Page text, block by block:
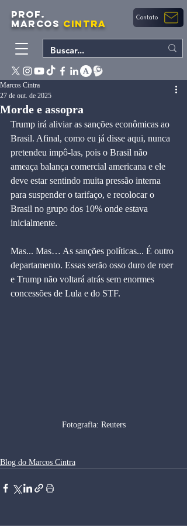
PROF.
MARCOS CINTRA Contato
Morde e assopra
Marcos Cintra
27 de out. de 2025
Trump irá aliviar as sanções econômicas ao
Brasil. Afinal, como eu já disse aqui, nunca
pretendeu impô-las, pois o Brasil não
ameaça balança comercial americana e ele
deve estar sentindo muita pressão interna
para suspender o tarifaço, e recolocar o
Brasil no grupo dos 10% onde estava
inicialmente.
Mas... Mas… As sanções políticas... É outro
departamento. Essas serão osso duro de roer
e Trump não voltará atrás sem enormes
concessões de Lula e do STF.
Fotografia: Reuters
Blog do Marcos Cintra